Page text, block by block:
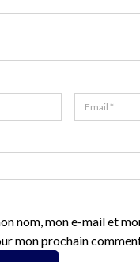
nom, mon e-mail et
mon prochain